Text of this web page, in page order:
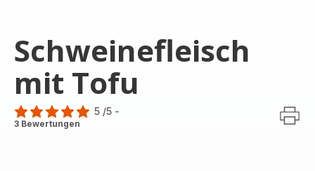
Schweinefleisch
mit Tofu
Bewertung
5 /5 -
3 Bewertungen